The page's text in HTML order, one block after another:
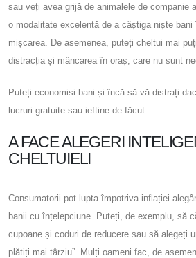
sau veți avea grijă de animalele de companie
o modalitate excelentă de a câștiga niște
mișcarea. De asemenea, puteți cheltui mai
distracția și mâncarea în oraș, care nu sunt
Puteți economisi bani și încă să vă distrați
lucruri gratuite sau ieftine de făcut.
A FACE ALEGERI
CHELTUIELI
Consumatorii pot lupta împotriva inflației
banii cu înțelepciune. Puteți, de exemplu, să
cupoane și coduri de reducere sau să alegeți
plătiți mai târziu”. Mulți oameni fac, de